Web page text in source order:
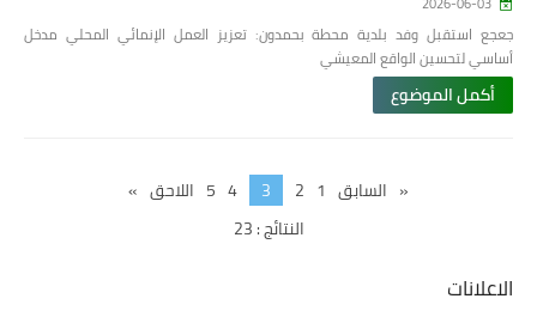
جعجع استقبل وفد بلدية محطة بحمدون: تعزيز العمل الإنمائي المحلي مدخل
أساسي لتحسين الواقع المعيشي
أكمل الموضوع
« السابق 1
2
3
4
5 اللاحق »
النتائج : 23
الاعلانات